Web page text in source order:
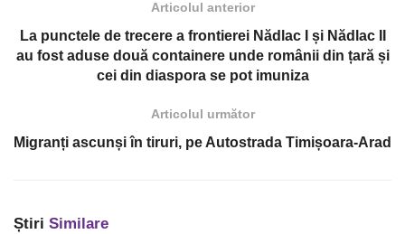
Articolul anterior
La punctele de trecere a frontierei Nădlac I și Nădlac II
au fost aduse două containere unde românii din țară și
cei din diaspora se pot imuniza
Articolul următor
Migranți ascunși în tiruri, pe Autostrada Timișoara-Arad
Știri Similare